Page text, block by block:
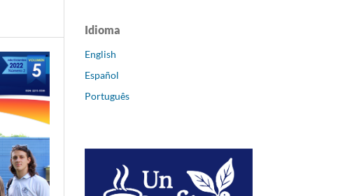
Idioma
English
Español
Português